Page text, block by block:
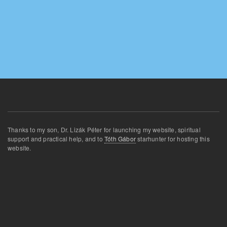
Thanks to my son, Dr. Lizák Péter for launching my website, spiritual
support and practical help, and toTóth Gáborstarhunter for hosting this
website.